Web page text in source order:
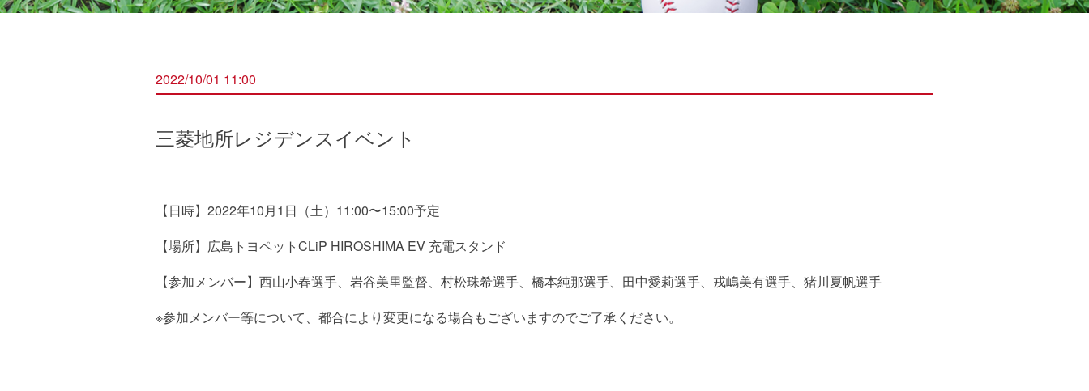
2022/10/01 11:00
三菱地所レジデンスイベント
【日時】2022年10月1日（土）11:00〜15:00予定
【場所】広島トヨペットCLiP HIROSHIMA EV 充電スタンド
【参加メンバー】西山小春選手、岩谷美里監督、村松珠希選手、橋本純那選手、田中愛莉選手、戎嶋美有選手、猪川夏帆選手
※参加メンバー等について、都合により変更になる場合もございますのでご了承ください。